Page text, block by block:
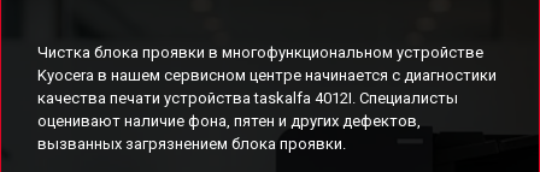
Чистка блока проявки в многофункциональном устройстве
Kyocera в нашем сервисном центре начинается с диагностики
качества печати устройства taskalfa 4012I. Специалисты
оценивают наличие фона, пятен и других дефектов,
вызванных загрязнением блока проявки.